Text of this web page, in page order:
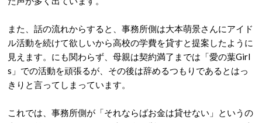
また、話の流れからすると、事務所側は大本萌景さんにアイド
ル活動を続けて欲しいから高校の学費を貸すと提案したように
見えます。にも関わらず、母親は契約満了までは「愛の葉Girl
s」での活動を頑張るが、その後は辞めるつもりであるとはっ
きりと言ってしまっています。
これでは、事務所側が「それならばお金は貸せない」というの